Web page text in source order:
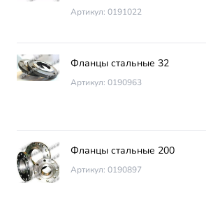
Артикул: 0191022
Фланцы стальные 32
Артикул: 0190963
Фланцы стальные 200
Артикул: 0190897